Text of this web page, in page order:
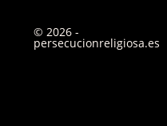
© 2026 -
persecucionreligiosa.es